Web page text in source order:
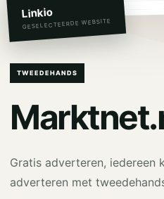
Linkio
GESELECTEERDE WEBSITE
TWEEDEHANDS
Gratis adverteren, iedereen
adverteren met